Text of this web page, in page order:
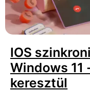
IOS
Windows 11
keresztül